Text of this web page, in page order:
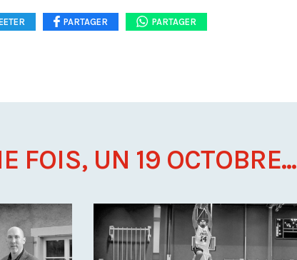
PARTAGER PARTAGER
FOIS, UN 19 OCTOBRE...